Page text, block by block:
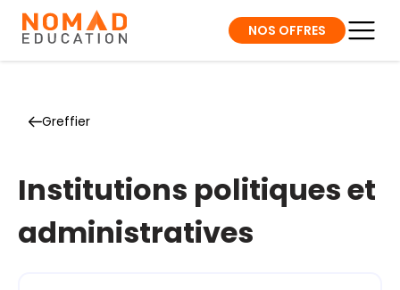
NOS OFFRES
Greffier
Institutions politiques et
administratives